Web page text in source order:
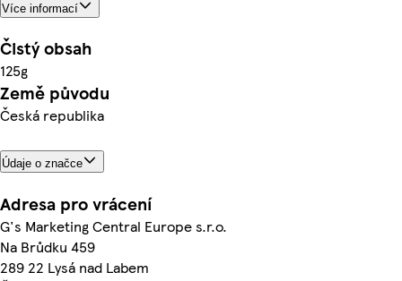
Více informací
Čistý obsah
125g
Země původu
Česká republika
Údaje o značce
Adresa pro vrácení
G's Marketing Central Europe s.r.o.
Na Brůdku 459
289 22 Lysá nad Labem